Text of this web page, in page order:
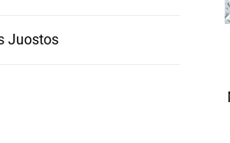
Juostos